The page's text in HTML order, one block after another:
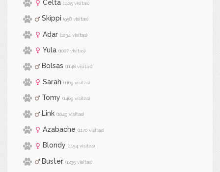
Celta (1125 visitas)
Skippi (958 visitas)
Adar (1034 visitas)
Yula (1007 visitas)
Bolsas (1148 visitas)
Sarah (1169 visitas)
Tomy (1469 visitas)
Link (1049 visitas)
Azabache (1170 visitas)
Blondy (1154 visitas)
Buster (1235 visitas)